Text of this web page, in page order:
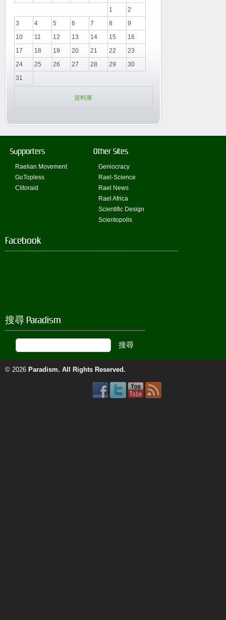
1
2
3
4 5 6 7 8
9
10
11 12 13 14 15
16
17
18 19 20 21 22
23
24
25 26 27 28 29
30
31
資料庫
Supporters
Raelian Movement
GoTopless
Clitoraid
Other Sites
Geniocracy
Rael-Science
Rael News
Rael Africa
Scientific Design
Scientopolis
Facebook
搜尋 Paradism
© 2026 Paradism. All Rights Reserved.